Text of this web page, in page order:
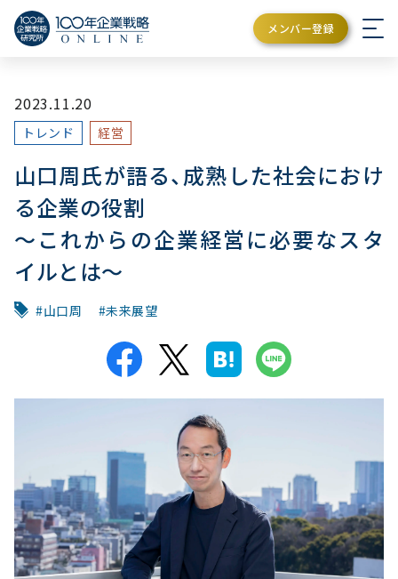
メンバー登録
2023.11.20
トレンド 経営
山口周氏が語る、成熟した社会におけ
る企業の役割
〜これからの企業経営に必要なスタ
イルとは〜
山口周 未来展望